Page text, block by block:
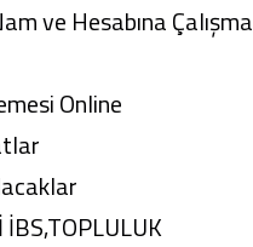
ve Hesabına Çalışma
Online